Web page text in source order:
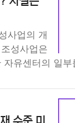
사업의 개
성사업은
자유센터의 일